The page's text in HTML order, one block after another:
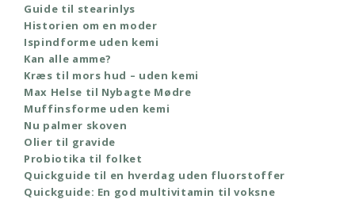
Guide til stearinlys
Historien om en moder
Ispindforme uden kemi
Kan alle amme?
Kræs til mors hud – uden kemi
Max Helse til Nybagte Mødre
Muffinsforme uden kemi
Nu palmer skoven
Olier til gravide
Probiotika til folket
Quickguide til en hverdag uden fluorstoffer
Quickguide: En god multivitamin til voksne